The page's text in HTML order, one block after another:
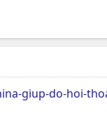
giup-do-hoi-